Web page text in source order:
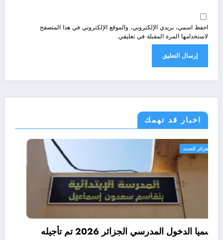
احفظ اسمي، بريدي الإلكتروني، والموقع الإلكتروني في هذا المتصفح
لاستخدامها المرة المقبلة في تعليقي.
اخبار قد تهمك
الجزائر الحدث
رسميا الدخول المدرسي الجزائر 2026 تم تأجيله